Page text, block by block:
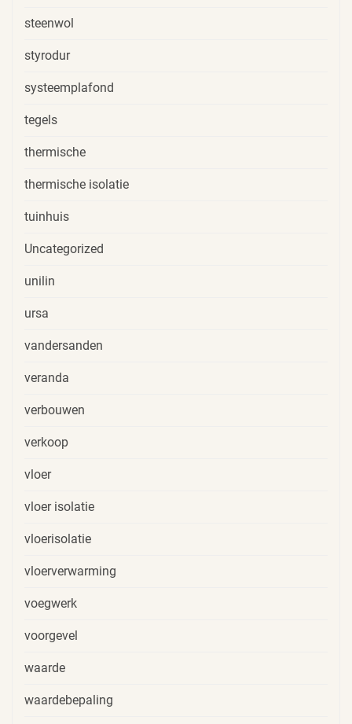
steenwol
styrodur
systeemplafond
tegels
thermische
thermische isolatie
tuinhuis
Uncategorized
unilin
ursa
vandersanden
veranda
verbouwen
verkoop
vloer
vloer isolatie
vloerisolatie
vloerverwarming
voegwerk
voorgevel
waarde
waardebepaling